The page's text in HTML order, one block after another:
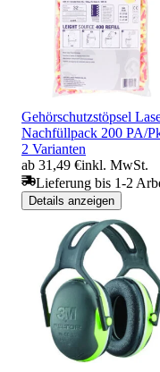
Gehörschutzstöpsel
Nachfüllpack 200 PA/
2 Varianten
ab 31,49 €inkl. MwSt.
Lieferung bis 1-2
Details anzeigen